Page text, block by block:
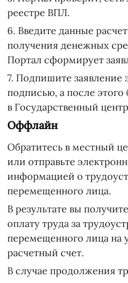
реестре ВПЛ.
6. Введите данные
получения денежных
Портал сформирует
7. Подпишите заявление
подписью, а после этого
в Государственный
Оффлайн
Обратитесь в местный
или отправьте
информацией о
перемещенного лица.
В результате вы
оплату труда за
перемещенного лица на
расчетный счет.
В случае продолжения